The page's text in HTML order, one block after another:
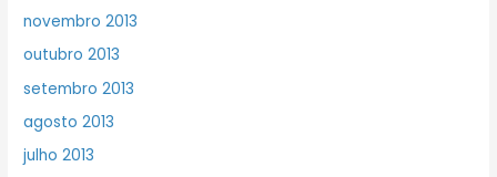
novembro 2013
outubro 2013
setembro 2013
agosto 2013
julho 2013